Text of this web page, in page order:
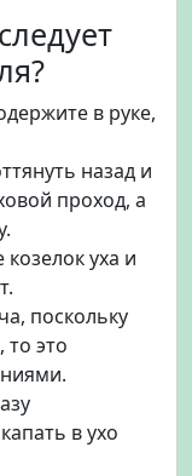
в руке,
назад и
проход, а
уха и
поскольку
то это
в ухо